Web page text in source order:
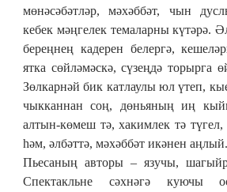
мөнәсәбәтләр, мәхәббәт, чын
кебек мәңгелек темаларны күтәрә.
береңнең кадерен белергә,
ятка сөйләмәскә, сүзеңдә торырга
Зөлкарнәй бик катлаулы юл үтеп,
чыкканнан соң, дөньяның иң
алтын-көмеш тә, хакимлек тә
һәм, әлбәттә, мәхәббәт икәнен аңлый.
Пьесаның авторы – язучы,
Спектакльне сәхнәгә куючы